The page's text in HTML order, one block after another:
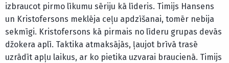
izbraucot pirmo līkumu sēriju kā līderis. Timijs Hansens
un Kristofersons meklēja ceļu apdzīšanai, tomēr nebija
sekmīgi. Kristofersons kā pirmais no līderu grupas devās
džokera aplī. Taktika atmaksājās, ļaujot brīvā trasē
uzrādīt apļu laikus, ar ko pietika uzvarai braucienā. Timijs